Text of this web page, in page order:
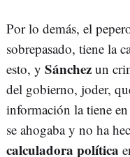
Por lo demás, el
sobrepasado, tiene la
esto, y Sánchez un
del gobierno, joder,
información la tiene
se ahogaba y no ha
calculadora política